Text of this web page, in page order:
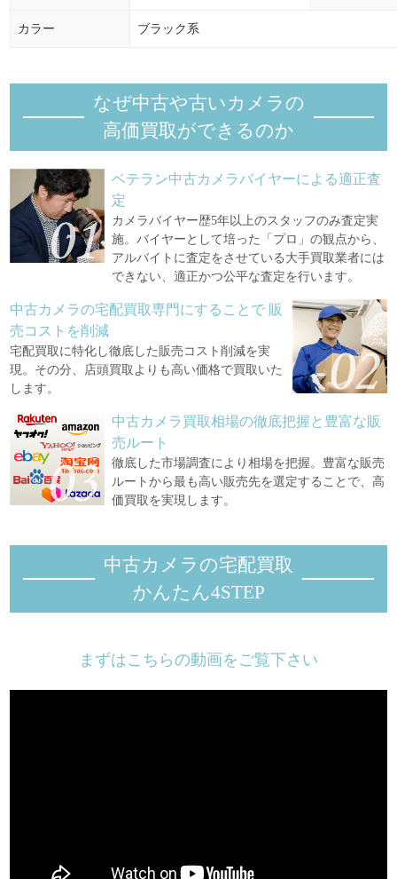
カラー ブラック系
なぜ中古や古いカメラの
高価買取ができるのか
ベテラン中古カメラバイヤーによる適正査
定
カメラバイヤー歴5年以上のスタッフのみ査定実
施。バイヤーとして培った「プロ」の観点から、
アルバイトに査定をさせている大手買取業者には
できない、適正かつ公平な査定を行います。
中古カメラの宅配買取専門にすることで 販
売コストを削減
宅配買取に特化し徹底した販売コスト削減を実
現。その分、店頭買取よりも高い価格で買取いた
します。
中古カメラ買取相場の徹底把握と豊富な販
売ルート
徹底した市場調査により相場を把握。豊富な販売
ルートから最も高い販売先を選定することで、高
価買取を実現します。
中古カメラの宅配買取
かんたん4STEP
まずはこちらの動画をご覧下さい